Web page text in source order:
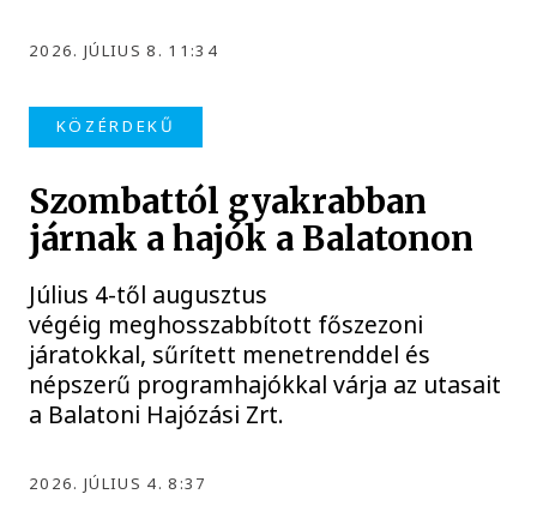
2026. JÚLIUS 8. 11:34
KÖZÉRDEKŰ
Szombattól gyakrabban
járnak a hajók a Balatonon
Július 4-től augusztus
végéig meghosszabbított főszezoni
járatokkal, sűrített menetrenddel és
népszerű programhajókkal várja az utasait
a Balatoni Hajózási Zrt.
2026. JÚLIUS 4. 8:37